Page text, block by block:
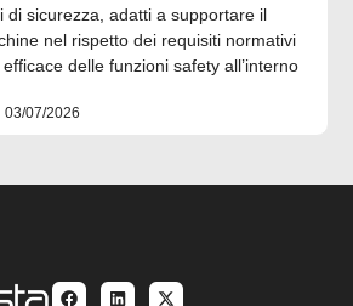
di sicurezza, adatti a supportare il
nel rispetto dei requisiti normativi
delle funzioni safety all’interno
03/07/2026